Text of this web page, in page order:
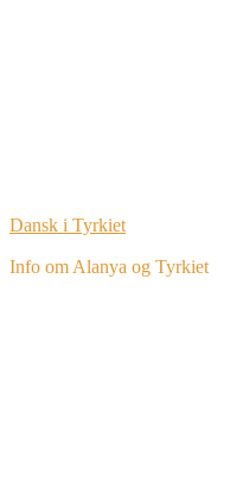
Dansk i Tyrkiet
Info om Alanya og Tyrkiet